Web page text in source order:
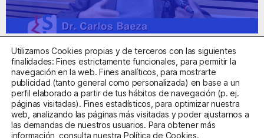
Centro Sanitario Autorizado con el código E08737002
Aviso LegalPolítica de PrivacidadPolítica de Cookies
Utilizamos Cookies propias y de terceros con las siguientes
finalidades: Fines estrictamente funcionales, para permitir la
navegación en la web. Fines analíticos, para mostrarte
publicidad (tanto general como personalizada) en base a un
perfil elaborado a partir de tus hábitos de navegación (p. ej.
páginas visitadas). Fines estadísticos, para optimizar nuestra
web, analizando las páginas más visitadas y poder ajustarnos a
las demandas de nuestros usuarios. Para obtener más
información, consulta nuestra Política de Cookies.